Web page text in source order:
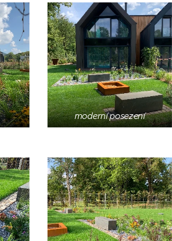
moderní posezení